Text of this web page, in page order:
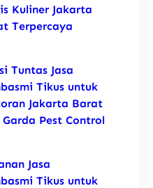
Kuliner Jakarta
Terpercaya
Tuntas Jasa
Tikus untuk
Jakarta Barat
Pest Control
Jasa
Tikus untuk